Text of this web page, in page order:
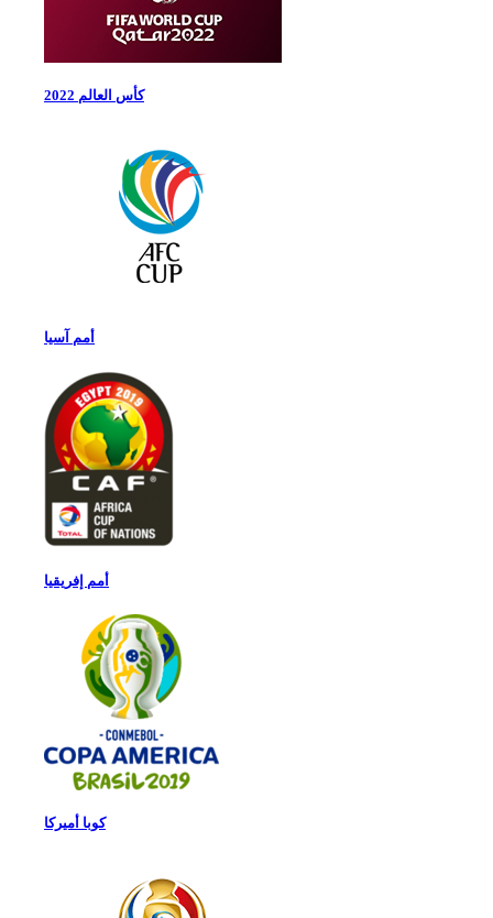
كأس العالم 2022
أمم آسيا
أمم إفريقيا
كوبا أميركا